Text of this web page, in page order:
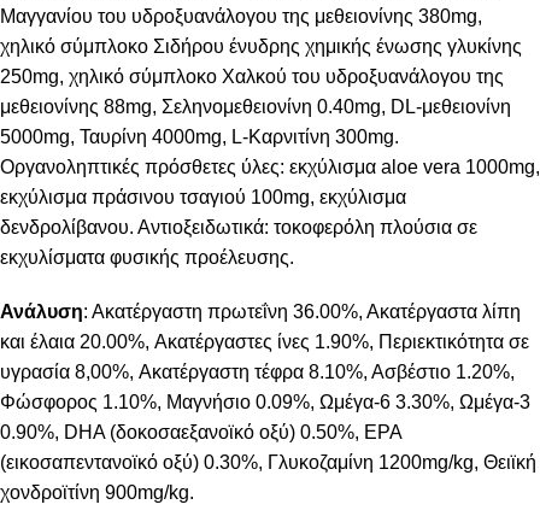
Μαγγανίου του υδροξυανάλογου της μεθειονίνης 380mg,
χηλικό σύμπλοκο Σιδήρου ένυδρης χημικής ένωσης γλυκίνης
250mg, χηλικό σύμπλοκο Χαλκού του υδροξυανάλογου της
μεθειονίνης 88mg, Σεληνομεθειονίνη 0.40mg, DL-μεθειονίνη
5000mg, Ταυρίνη 4000mg, L-Καρνιτίνη 300mg.
Οργανοληπτικές πρόσθετες ύλες: εκχύλισμα aloe vera 1000mg,
εκχύλισμα πράσινου τσαγιού 100mg, εκχύλισμα
δενδρολίβανου. Αντιοξειδωτικά: τοκοφερόλη πλούσια σε
εκχυλίσματα φυσικής προέλευσης.
Ανάλυση: Ακατέργαστη πρωτεΐνη 36.00%, Ακατέργαστα λίπη
και έλαια 20.00%, Aκατέργαστες ίνες 1.90%, Περιεκτικότητα σε
υγρασία 8,00%, Aκατέργαστη τέφρα 8.10%, Ασβέστιο 1.20%,
Φώσφορος 1.10%, Μαγνήσιο 0.09%, Ωμέγα-6 3.30%, Ωμέγα-3
0.90%, DHA (δοκοσαεξανοϊκό οξύ) 0.50%, EPA
(εικοσαπεντανοϊκό οξύ) 0.30%, Γλυκοζαμίνη 1200mg/kg, Θειϊκή
χονδροϊτίνη 900mg/kg.